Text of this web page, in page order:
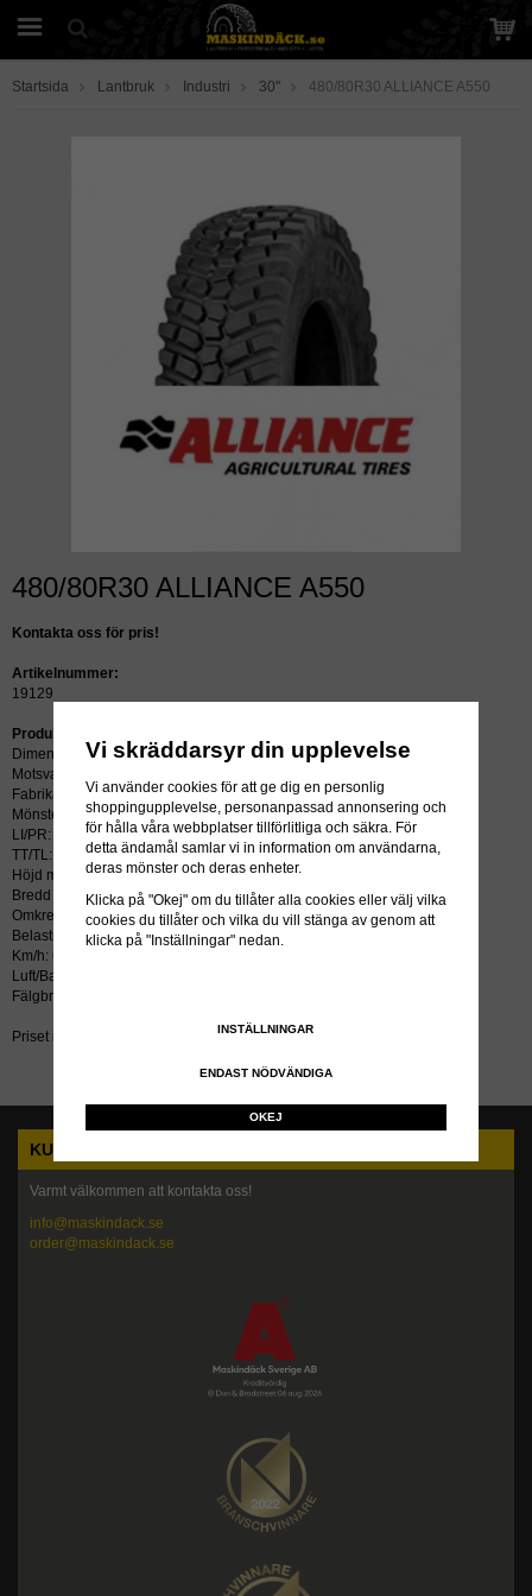
Startsida Lantbruk Industri 30" 480/80R30 ALLIANCE A550
480/80R30 ALLIANCE A550
Kontakta oss för pris!
Artikelnummer:
19129
Produktbeskrivning:
Dimension: 480/80R30
Motsvarar: 18.4R30
Fabrikat: ALLIANCE
Mönster: A550
LI/PR: 162A8/157D
TT/TL: TL (slang krävs ej)
Höjd mm: 1531
Bredd mm: 470
Omkrets mm: 4615
Belastning kg: 4125
Km/h: 65
Luft/Bar: 3.2
Fälgbredd tum: 15
Priset inkluderar återvinningsavgift!
KUNDTJÄNST
Varmt välkommen att kontakta oss!
info@maskindack.se
order@maskindack.se
Vi skräddarsyr din upplevelse
Vi använder cookies för att ge dig en personlig
shoppingupplevelse, personanpassad annonsering och
för hålla våra webbplatser tillförlitliga och säkra. För
detta ändamål samlar vi in information om användarna,
deras mönster och deras enheter.
Klicka på "Okej" om du tillåter alla cookies eller välj vilka
cookies du tillåter och vilka du vill stänga av genom att
klicka på "Inställningar" nedan.
INSTÄLLNINGAR
ENDAST NÖDVÄNDIGA
OKEJ